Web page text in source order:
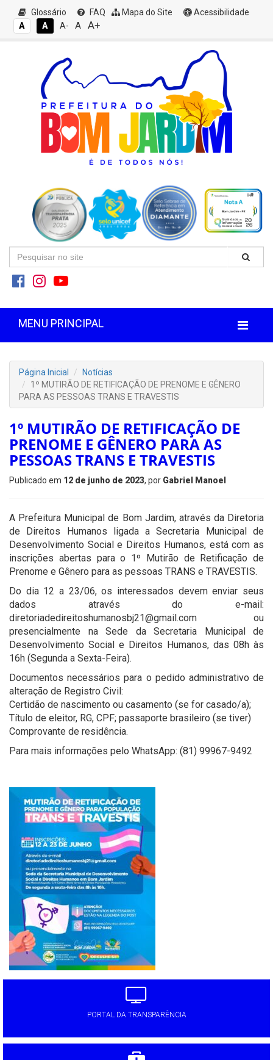
Glossário FAQ Mapa do Site
Acessibilidade
A
A A- A A+
MENU PRINCIPAL
Página Inicial
Notícias
1º MUTIRÃO DE RETIFICAÇÃO DE PRENOME E GÊNERO
PARA AS PESSOAS TRANS E TRAVESTIS
1º MUTIRÃO DE RETIFICAÇÃO DE
PRENOME E GÊNERO PARA AS
PESSOAS TRANS E TRAVESTIS
Publicado em 12 de junho de 2023, por Gabriel Manoel
A Prefeitura Municipal de Bom Jardim, através da Diretoria
de Direitos Humanos ligada a Secretaria Municipal de
Desenvolvimento Social e Direitos Humanos, está com as
inscrições abertas para o 1º Mutirão de Retificação de
Prenome e Gênero para as pessoas TRANS e TRAVESTIS.
Do dia 12 a 23/06, os interessados devem enviar seus
dados através do e-mail:
diretoriadedireitoshumanosbj21@gmail.com ou
presencialmente na Sede da Secretaria Municipal de
Desenvolvimento Social e Direitos Humanos, das 08h às
16h (Segunda a Sexta-Feira).
Documentos necessários para o pedido administrativo de
alteração de Registro Civil:
Certidão de nascimento ou casamento (se for casado/a);
Título de eleitor, RG, CPF; passaporte brasileiro (se tiver)
Comprovante de residência.
Para mais informações pelo WhatsApp: (81) 99967-9492
PORTAL DA TRANSPARÊNCIA